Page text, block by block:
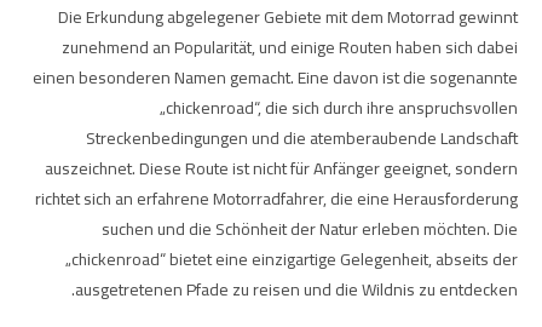
Die Erkundung abgelegener Gebiete mit dem Motorrad gewinnt
zunehmend an Popularität, und einige Routen haben sich dabei
einen besonderen Namen gemacht. Eine davon ist die sogenannte
„chickenroad“, die sich durch ihre anspruchsvollen
Streckenbedingungen und die atemberaubende Landschaft
auszeichnet. Diese Route ist nicht für Anfänger geeignet, sondern
richtet sich an erfahrene Motorradfahrer, die eine Herausforderung
suchen und die Schönheit der Natur erleben möchten. Die
„chickenroad“ bietet eine einzigartige Gelegenheit, abseits der
ausgetretenen Pfade zu reisen und die Wildnis zu entdecken.